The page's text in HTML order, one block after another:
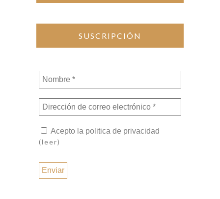
SUSCRIPCIÓN
Nombre
*
Dirección
de
electrónico
*
Acepto la politica de privacidad
(leer)